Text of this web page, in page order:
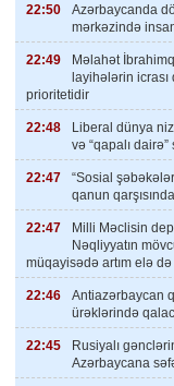
22:50
Azərbaycanda
mərkəzində
22:49
Məlahət
layihələrin icrası
prioritetidir
22:48
Liberal dünya
və “qapalı
22:47
“Sosial
qanun
22:47
Milli Məclisin
Nəqliyyatın
müqayisədə artım elə
22:46
Antiazərbaycan
ürəklərində
22:45
Rusiyalı
Azərbaycana